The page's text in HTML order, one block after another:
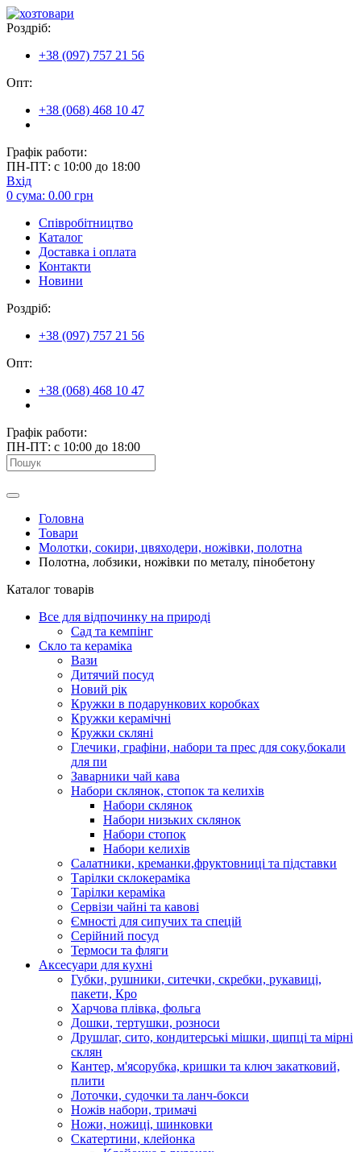
Роздріб:
+38 (097) 757 21 56
Опт:
+38 (068) 468 10 47
Графік работи:
ПН-ПТ: с 10:00 до 18:00
Вхід
0 сума: 0.00 грн
Співробітництво
Каталог
Доставка і оплата
Контакти
Новини
Роздріб:
+38 (097) 757 21 56
Опт:
+38 (068) 468 10 47
Графік работи:
ПН-ПТ: с 10:00 до 18:00
Головна
Товари
Молотки, сокири, цвяходери, ножівки, полотна
Полотна, лобзики, ножівки по металу, пінобетону
Каталог товарів
Все для відпочинку на природі
Сад та кемпінг
Скло та кераміка
Вази
Дитячий посуд
Новий рік
Кружки в подарункових коробках
Кружки керамічні
Кружки скляні
Глечики, графіни, набори та прес для соку,бокали
для пи
Заварники чай кава
Набори склянок, стопок та келихів
Набори склянок
Набори низьких склянок
Набори стопок
Набори келихів
Салатники, креманки,фруктовниці та підставки
Тарілки склокераміка
Тарілки кераміка
Сервізи чайні та кавові
Ємності для сипучих та спецій
Серійний посуд
Термоси та фляги
Аксесуари для кухні
Губки, рушники, ситечки, скребки, рукавиці,
пакети, Кро
Харчова плівка, фольга
Дошки, тертушки, розноси
Друшлаг, сито, кондитерські мішки, щипці та мірні
склян
Кантер, м'ясорубка, кришки та ключ закатковий,
плити
Лоточки, судочки та ланч-бокси
Ножів набори, тримачі
Ножи, ножиці, шинковки
Скатертини, клейонка